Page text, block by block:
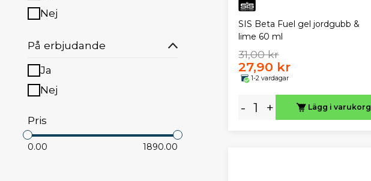
Nej
På erbjudande
Ja
Nej
Pris
0.00 1890.00
SIS Beta Fuel gel jordgubb &
lime 60 ml
31,00 kr
27,90 kr
1-2 vardagar
- + Lägg i varukorg